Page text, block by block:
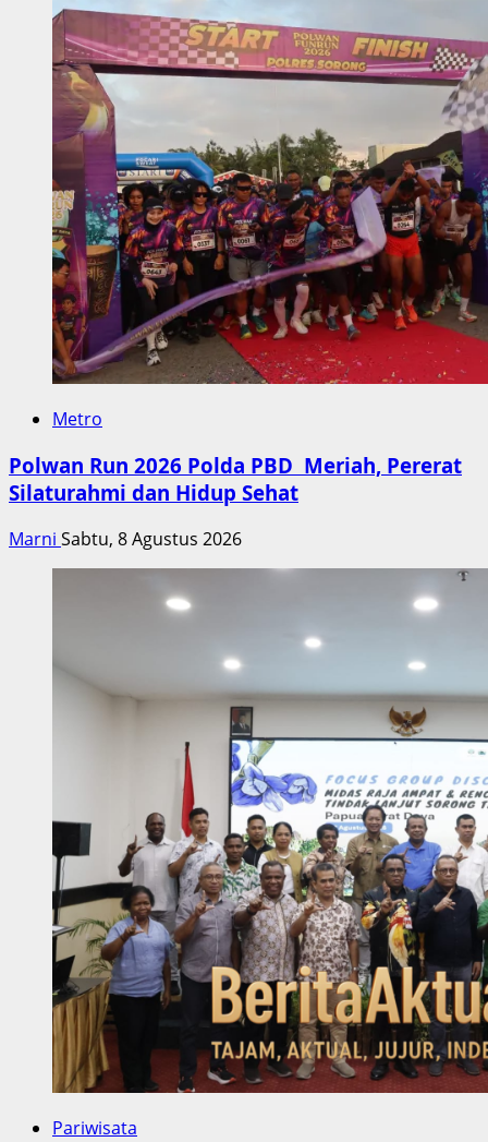
Metro
Polwan Run 2026 Polda PBD Meriah, Pererat
Silaturahmi dan Hidup Sehat
Marni Sabtu, 8 Agustus 2026
Pariwisata